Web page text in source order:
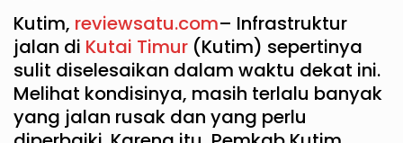
Kutim, reviewsatu.com– Infrastruktur
jalan di Kutai Timur (Kutim) sepertinya
sulit diselesaikan dalam waktu dekat ini.
Melihat kondisinya, masih terlalu banyak
yang jalan rusak dan yang perlu